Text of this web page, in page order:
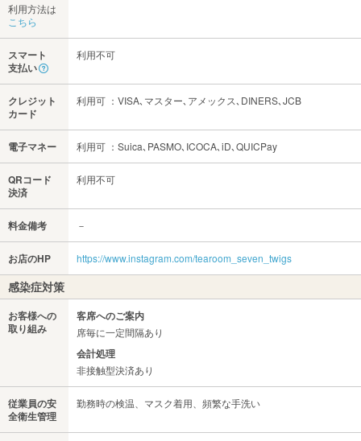
利用方法は
こちら
スマート
支払い
利用不可
クレジット
カード
利用可 ：VISA､マスター､アメックス､DINERS､JCB
電子マネー 利用可 ：Suica､PASMO､ICOCA､iD､QUICPay
QRコード
決済
利用不可
料金備考 －
お店のHP https://www.instagram.com/tearoom_seven_twigs
感染症対策
お客様への
取り組み
客席へのご案内
席毎に一定間隔あり
会計処理
非接触型決済あり
従業員の安
全衛生管理
勤務時の検温、マスク着用、頻繁な手洗い